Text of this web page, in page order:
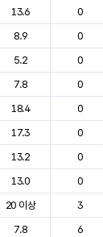
13.6 0
8.9 0
5.2 0
7.8 0
18.4 0
17.3 0
13.2 0
13.0 0
20 이상 3
7.8 6